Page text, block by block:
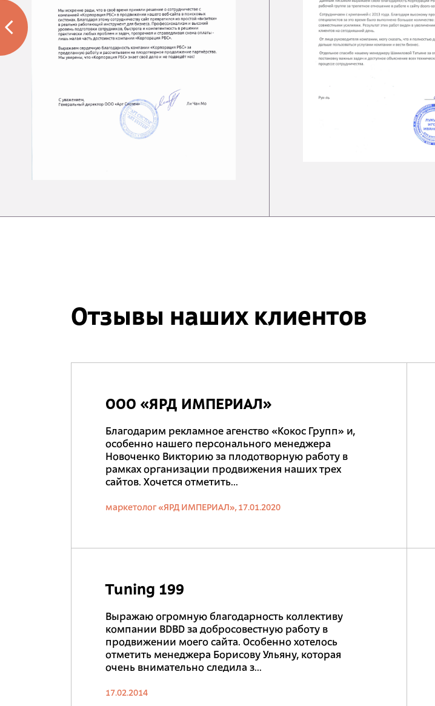
Отзывы наших клиентов
ООО «ЯРД ИМПЕРИАЛ»
Благодарим рекламное агенство «Кокос Групп» и,
особенно нашего персонального менеджера
Новоченко Викторию за плодотворную работу в
рамках организации продвижения наших трех
сайтов. Хочется отметить...
маркетолог «ЯРД ИМПЕРИАЛ», 17.01.2020
Tuning 199
Выражаю огромную благодарность коллективу
компании BDBD за добросовестную работу в
продвижении моего сайта. Особенно хотелось
отметить менеджера Борисову Ульяну, которая
очень внимательно следила з...
17.02.2014